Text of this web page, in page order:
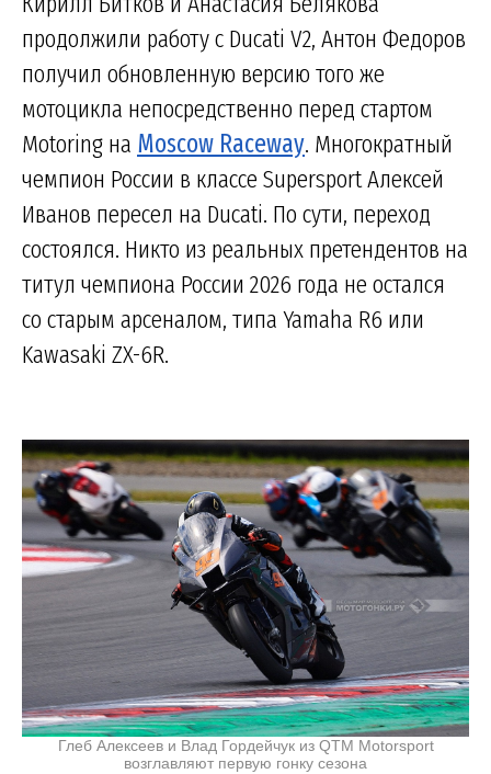
продолжили работу с Ducati V2, Антон Федоров
получил обновленную версию того же
мотоцикла непосредственно перед стартом
Motoring на Moscow Raceway. Многократный
чемпион России в классе Supersport Алексей
Иванов пересел на Ducati. По сути, переход
состоялся. Никто из реальных претендентов на
титул чемпиона России 2026 года не остался
со старым арсеналом, типа Yamaha R6 или
Kawasaki ZX-6R.
Глеб Алексеев и Влад Гордейчук из QTM Motorsport
возглавляют первую гонку сезона